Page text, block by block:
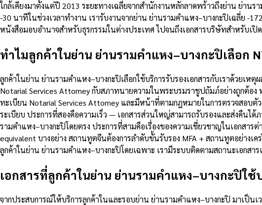
ใกล้เคียงมาตั้งแต่ปี 2013 ระยะทางเฉลี่ยจากสำนักงานหลักลาดพร้าวถึงย่าน ย่าน
-30 นาทีในช่วงเวลาทำงาน เรารับงานจากย่าน ย่านรามคำแหง–บางกะปิเฉลี่ย -
หนังสือมอบอำนาจสำหรับธุรกรรมในต่างประเทศ ไปจนถึงเอกสารบริษัทสำหรับเปิ
ทำไมลูกค้าในย่าน ย่านรามคำแหง–บางกะปิเลือก
ลูกค้าในย่าน ย่านรามคำแหง–บางกะปิเลือกใช้บริการรับรองเอกสารกับเราด้วยเ
Notarial Services Attorney กับสภาทนายความในพระบรมราชูปถัมภ์อย่างถูกต้
ทะเบียน Notarial Services Attorney และมีหน้าที่ตามกฎหมายในการตรวจสอบ
ระเบียบ ประการที่สองคือความเร็ว — เอกสารส่วนใหญ่สามารถรับรองและส่งคืนได้
รามคำแหง–บางกะปิโดยตรง ประการที่สามคือเรื่องของความเชี่ยวชาญในเอกสา
equivalent บางอย่าง สถานทูตจีนต้องการลำดับขั้นรับรอง MFA + สถานทูตอย่าง
ลูกค้าในย่าน ย่านรามคำแหง–บางกะปิโดยเฉพาะ เรามีระบบติดตามสถานะเอก
เอกสารที่ลูกค้าในย่าน ย่านรามคำแหง–บางกะปิใ
จากประสบการณ์ให้บริการลูกค้าในและรอบย่าน ย่านรามคำแหง–บางกะปิ มาเป็